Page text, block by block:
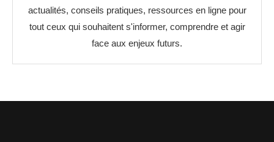
actualités, conseils pratiques, ressources en ligne pour
tout ceux qui souhaitent s'informer, comprendre et agir
face aux enjeux futurs.